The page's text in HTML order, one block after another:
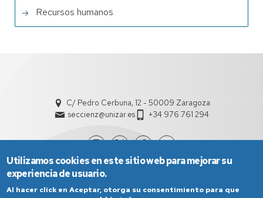
Recursos humanos
C/ Pedro Cerbuna, 12 - 50009 Zaragoza
seccienz@unizar.es
+34 976 761 294
Utilizamos cookies en este sitio web para mejorar su
experiencia de usuario.
Al hacer click en Aceptar, otorga su consentimiento para que